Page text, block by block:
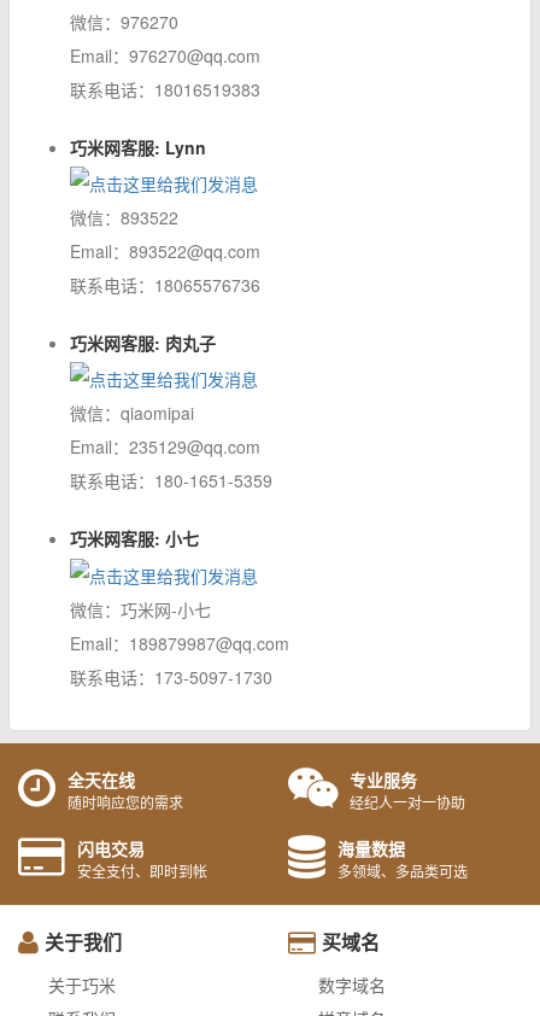
微信：976270
Email：976270@qq.com
联系电话：18016519383
巧米网客服: Lynn
微信：893522
Email：893522@qq.com
联系电话：18065576736
巧米网客服: 肉丸子
微信：qiaomipai
Email：235129@qq.com
联系电话：180-1651-5359
巧米网客服: 小七
微信：巧米网-小七
Email：189879987@qq.com
联系电话：173-5097-1730
全天在线
随时响应您的需求
专业服务
经纪人一对一协助
闪电交易
安全支付、即时到帐
海量数据
多领域、多品类可选
关于我们
关于巧米
买域名
数字域名